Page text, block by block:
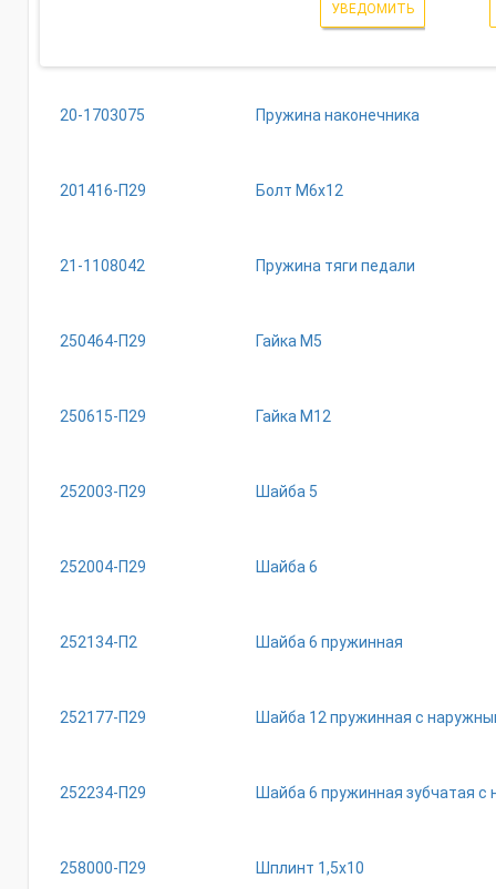
УВЕДОМИТЬ
20-1703075 Пружина наконечника
201416-П29 Болт М6х12
21-1108042 Пружина тяги педали
250464-П29 Гайка М5
250615-П29 Гайка М12
252003-П29 Шайба 5
252004-П29 Шайба 6
252134-П2 Шайба 6 пружинная
252177-П29 Шайба 12 пружинная с
252234-П29 Шайба 6 пружинная зубчатая
258000-П29 Шплинт 1,5х10